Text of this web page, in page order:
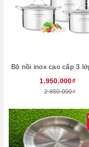
1.950.000₫
2.850.000₫